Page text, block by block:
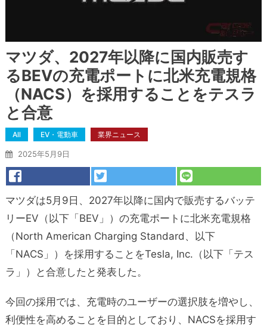
マツダ、2027年以降に国内販売す
るBEVの充電ポートに北米充電規格
（NACS）を採用することをテスラ
と合意
All EV・電動車 業界ニュース
2025年5月9日
マツダは5月9日、2027年以降に国内で販売するバッテ
リーEV（以下「BEV」）の充電ポートに北米充電規格
（North American Charging Standard、以下
「NACS」）を採用することをTesla, Inc.（以下「テス
ラ」）と合意したと発表した。
今回の採用では、充電時のユーザーの選択肢を増やし、
利便性を高めることを目的としており、NACSを採用す